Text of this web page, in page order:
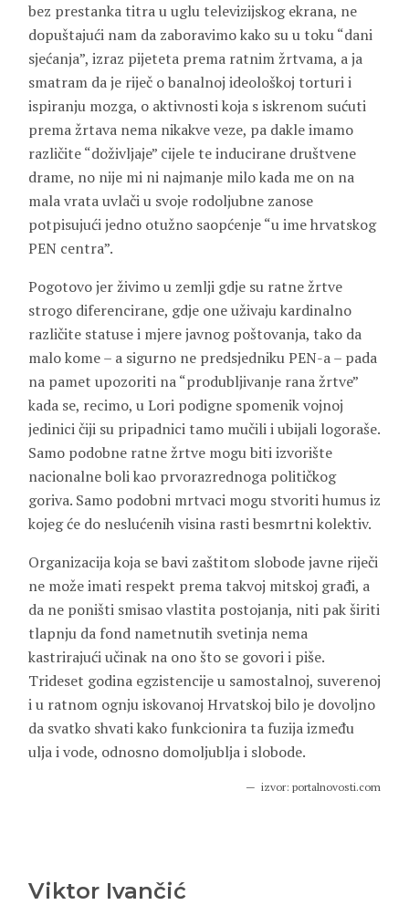
bez prestanka titra u uglu televizijskog ekrana, ne
dopuštajući nam da zaboravimo kako su u toku “dani
sjećanja”, izraz pijeteta prema ratnim žrtvama, a ja
smatram da je riječ o banalnoj ideološkoj torturi i
ispiranju mozga, o aktivnosti koja s iskrenom sućuti
prema žrtava nema nikakve veze, pa dakle imamo
različite “doživljaje” cijele te inducirane društvene
drame, no nije mi ni najmanje milo kada me on na
mala vrata uvlači u svoje rodoljubne zanose
potpisujući jedno otužno saopćenje “u ime hrvatskog
PEN centra”.
Pogotovo jer živimo u zemlji gdje su ratne žrtve
strogo diferencirane, gdje one uživaju kardinalno
različite statuse i mjere javnog poštovanja, tako da
malo kome – a sigurno ne predsjedniku PEN-a – pada
na pamet upozoriti na “produbljivanje rana žrtve”
kada se, recimo, u Lori podigne spomenik vojnoj
jedinici čiji su pripadnici tamo mučili i ubijali logoraše.
Samo podobne ratne žrtve mogu biti izvorište
nacionalne boli kao prvorazrednoga političkog
goriva. Samo podobni mrtvaci mogu stvoriti humus iz
kojeg će do neslućenih visina rasti besmrtni kolektiv.
Organizacija koja se bavi zaštitom slobode javne riječi
ne može imati respekt prema takvoj mitskoj građi, a
da ne poništi smisao vlastita postojanja, niti pak širiti
tlapnju da fond nametnutih svetinja nema
kastrirajući učinak na ono što se govori i piše.
Trideset godina egzistencije u samostalnoj, suverenoj
i u ratnom ognju iskovanoj Hrvatskoj bilo je dovoljno
da svatko shvati kako funkcionira ta fuzija između
ulja i vode, odnosno domoljublja i slobode.
izvor: portalnovosti.com
Viktor Ivančić